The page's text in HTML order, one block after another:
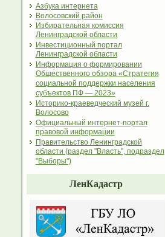
Азбука интернета
Волосовский район
Избирательная комиссия
Ленинградской области
Инвестиционный портал
Ленинградской области
Информация о формировании
Общественного обзора «Стратегия
социальной поддержки населения
субъектов ПФ — 2023»
Историко-краеведческий музей г.
Волосово
Официальный интернет-портал
правовой информации
Правительство Ленинградской
области (раздел "Власть", подраздел
"Выборы")
ЛенКадастр